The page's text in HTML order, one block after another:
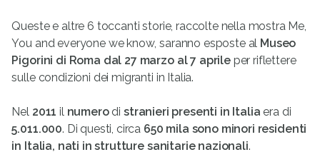
Queste e altre 6 toccanti storie, raccolte nella mostra Me,
You and everyone we know, saranno esposte al Museo
Pigorini di Roma dal 27 marzo al 7 aprileper riflettere
sulle condizioni dei migranti in Italia.
Nel 2011il numerodistranieri presenti in Italia era di
5.011.000. Di questi, circa 650 mila sono minori residenti
in Italia, nati in strutture sanitarie nazionali.